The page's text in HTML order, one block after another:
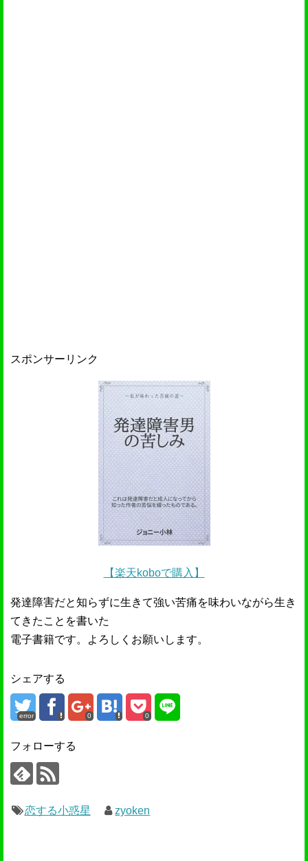
スポンサーリンク
【楽天koboで購入】
発達障害だと知らずに生きて強い苦痛を味わいながら生き
てきたことを書いた
電子書籍です。よろしくお願いします。
シェアする
error 0 0
フォローする
恋する小惑星 zyoken